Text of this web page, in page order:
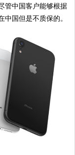
管中国客户能够根据
国但是不质保的。